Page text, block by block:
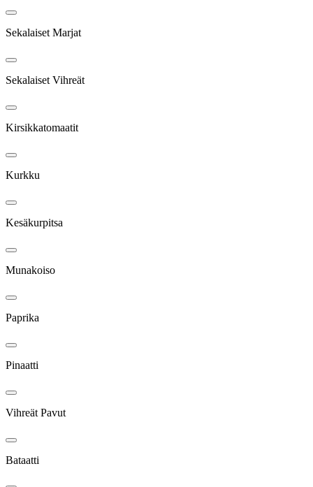
Sekalaiset Marjat
Sekalaiset Vihreät
Kirsikkatomaatit
Kurkku
Kesäkurpitsa
Munakoiso
Paprika
Pinaatti
Vihreät Pavut
Bataatti